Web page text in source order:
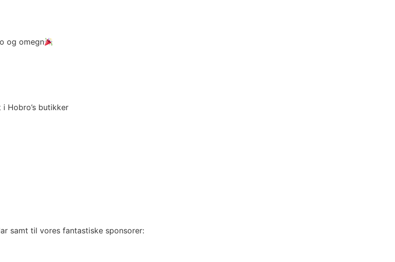
og omegn
Hobro’s butikker
samt til vores fantastiske sponsorer: